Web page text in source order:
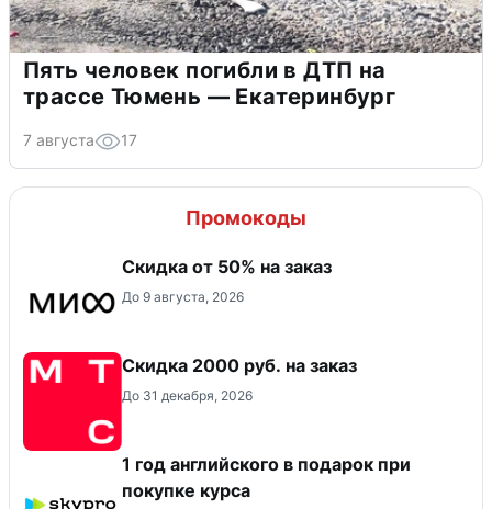
Пять человек погибли в ДТП на
трассе Тюмень — Екатеринбург
7 августа 17
Промокоды
Скидка от 50% на заказ
До 9 августа, 2026
Скидка 2000 руб. на заказ
До 31 декабря, 2026
1 год английского в подарок при
покупке курса